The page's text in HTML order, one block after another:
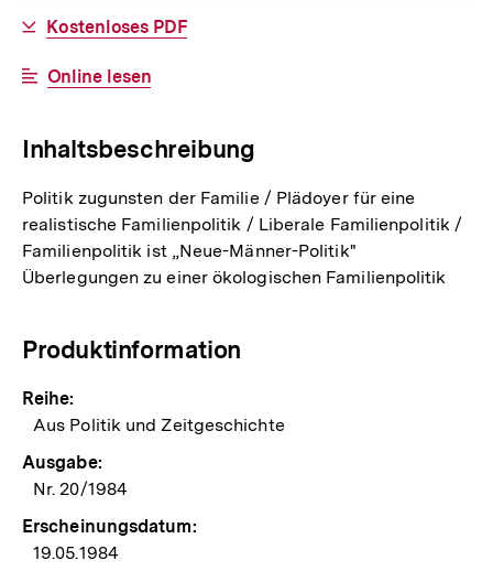
Allgemeine
Informationen
Download-
Kostenloses PDF
Interner
Online lesen
Inhaltsbeschreibung
Politik zugunsten der Familie / Plädoyer für eine
realistische Familienpolitik / Liberale Familienpolitik /
Familienpolitik ist „Neue-Männer-Politik"
Überlegungen zu einer ökologischen Familienpolitik
Produktinformation
Reihe:
Aus Politik und Zeitgeschichte
Ausgabe:
Nr. 20/1984
Erscheinungsdatum:
19.05.1984